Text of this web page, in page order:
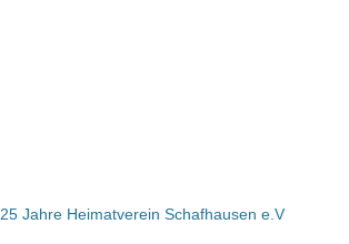
25 Jahre Heimatverein Schafhausen e.V